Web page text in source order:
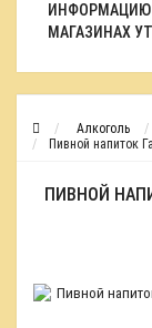
ИНФОРМАЦИЮ
МАГАЗИНАХ
Алкоголь
Пивной напиток
ПИВНОЙ